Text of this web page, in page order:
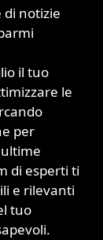
di notizie
il tuo
le
per
di esperti ti
e rilevanti
tuo